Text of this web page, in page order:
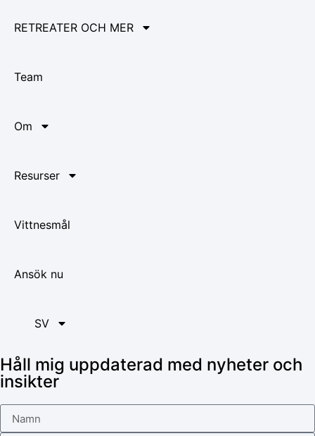
RETREATER OCH MER
Team
Om
Resurser
Vittnesmål
Ansök nu
SV
Håll mig uppdaterad med nyheter och
insikter